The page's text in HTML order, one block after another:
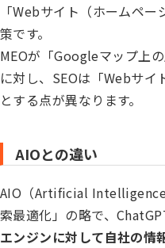
「Webサイト（ホームペ
策です。
MEOが「Googleマップ上
に対し、SEOは「Webサ
とする点が異なります。
AIOとの違い
AIO（Artificial
索最適化」の略で、
エンジンに対して自社の情